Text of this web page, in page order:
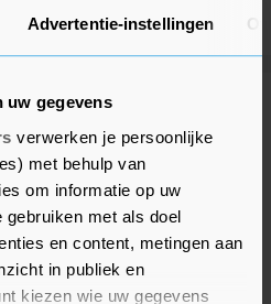
Advertentie-instellingen
uw gegevens
verwerken je persoonlijke
met behulp van
om informatie op uw
gebruiken met als doel
en content, metingen aan
in publiek en
kiezen wie uw gegevens
op